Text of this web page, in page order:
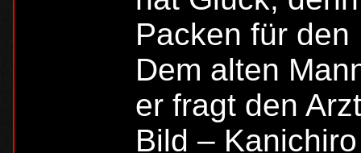
Packen für
Dem alten
er fragt den
Bild –